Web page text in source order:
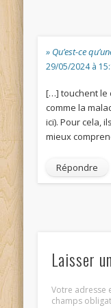
» Qu’est-ce
29/05/2024 à
[…] touchent le
comme la
ici). Pour cela,
mieux
Répondre
Laisser
Votre adresse
champs